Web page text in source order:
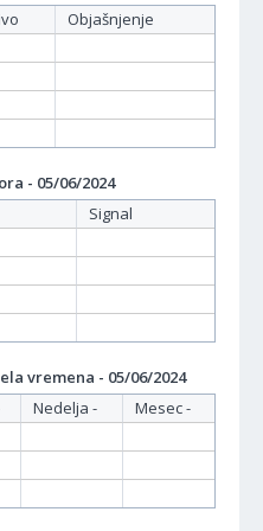
Objašnjenje
- 05/06/2024
Signal
vremena - 05/06/2024
Nedelja -
Mesec -